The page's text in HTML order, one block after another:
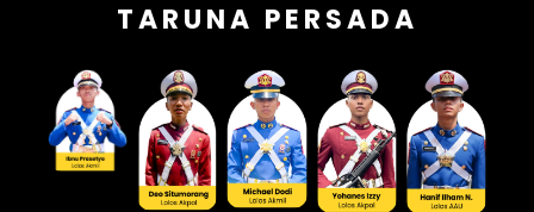
TARUNA PERSADA